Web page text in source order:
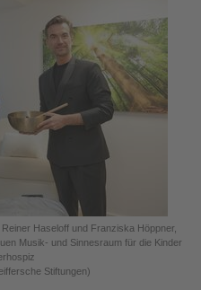
Haseloff und Franziska Höppner,
Musik- und Sinnesraum für die Kinder
Stiftungen)